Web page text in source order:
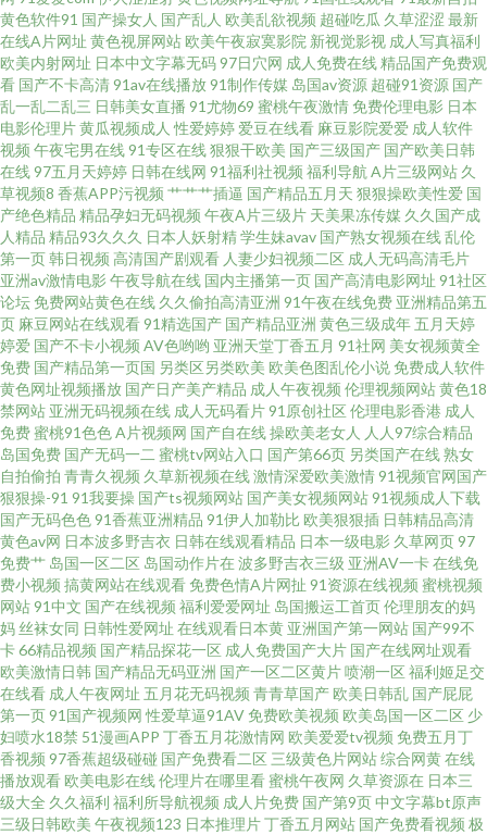
www 91在线性爱影院 午夜视频导航 人人艹艹 国语肏屄视频 97人人上超碰 午
夜香蕉av影院 蜜臀网站91cb 大香蕉一区 91国产综合视频 日韩天美成人 另类
极品AV 福利剧场av 91在线视频导航 五月天色婷姐 麻豆熟女91 岛国午夜在线
91视频在拍在线 五月天资源站 蜜桃久久av一区 国产专区中 肏屄欧美 综合性
交网 深夜福利18 另类图片欧美色图 东方aV一男一女 91茄子成品传媒 五月花
激情站 欧美操逼逼 精品啪啪啪 东京成人网 99欧美不能看 香蕉视频污线观看
日本情色2区3区 美女精品 国产日韩成人 99成人电影院 香蕉91cn 日本女V素
人妻 欧美操逼熟妇 狠狠干中文字幕 成人午夜福利影院 91视频入口 亚洲欧美
日韩成人 女优AV导航 欧美成人午夜剧场 九九黄视西瓜 久久波多野视频 黑丝
三级a片 超碰碰中文 91色超碰 午夜天堂精品区 青娱乐AV首页 久草熟女 国产
夫妻3p 99福利导航网 伊人成人视频网 亚洲日韩首页 天堂av福利 欧美揄拍 精
品伊人久久伊人 成人社区AV AV日韩另类TS 影视先锋色色 日韩午夜福利影院
另类网站 黄色网页大全 国产成人日韩 99热在线观看 亚洲性情 三级三级久久
香港 美女搞黄免费91 海角人妻91 超碰成人免费 91视频第十页 自慰喷涌一线
天 视频爱肏屄的肉棒 欧美A片大香蕉 韩国福利影音先锋 岛国操逼视频网站
黄色软件91 国产操女人 国产乱人 欧美乱欲视频 超碰吃瓜 久草涩涩 最新
在线A片网址 黄色视屏网站 欧美午夜寂寞影院 新视觉影视 成人写真福利
欧美内射网址 日本中文字幕无码97日穴网 成人免费在线精品国产免费观
看 国产不卡高清91av在线播放91制作传媒 岛国av资源 超碰91资源 国产
乱一乱二乱三 日韩美女直播 91尤物69 蜜桃午夜激情 免费伦理电影 日本
电影伦理片黄瓜视频成人 性爱婷婷 爱豆在线看 麻豆影院爱爱 成人软件
视频 午夜宅男在线91专区在线狠狠干欧美 国产三级国产 国产欧美日韩
在线97五月天婷婷 日韩在线网 91福利社视频 福利导航 A片三级网站 久
草视频8 香蕉APP污视频 艹艹艹插逼 国产精品五月天 狠狠操欧美性爱 国
产绝色精品 精品孕妇无码视频 午夜A片三级片 天美果冻传媒 久久国产成
人精品 精品93久久久 日本人妖射精学生妹avav 国产熟女视频在线乱伦
第一页韩日视频 高清国产剧观看 人妻少妇视频二区 成人无码高清毛片
亚洲av激情电影 午夜导航在线 国内主播第一页 国产高清电影网址 91社区
论坛 免费网站黄色在线 久久偷拍高清亚洲 91午夜在线免费 亚洲精品第五
页 麻豆网站在线观看91精选国产 国产精品亚洲 黄色三级成年 五月天婷
婷爱 国产不卡小视频 AV色哟哟 亚洲天堂丁香五月 91社网 美女视频黄全
免费 国产精品第一页国 另类区另类欧美 欧美色图乱伦小说 免费成人软件
黄色网址视频播放 国产日产美产精品 成人午夜视频 伦理视频网站黄色18
禁网站 亚洲无码视频在线 成人无码看片91原创社区 伦理电影香港 成人
免费蜜桃91色色A片视频网 国产自在线操欧美老女人 人人97综合精品
岛国免费 国产无码一二 蜜桃tv网站入口 国产第66页 另类国产在线熟女
自拍偷拍 青青久视频 久草新视频在线激情深爱欧美激情91视频官网国产
狠狠操-91 91我要操 国产ts视频网站 国产美女视频网站91视频成人下载
国产无码色色91香蕉亚洲精品 91伊人加勒比 欧美狠狠插 日韩精品高清
黄色av网 日本波多野吉衣 日韩在线观看精品 日本一级电影 久草网页97
免费艹 岛国一区二区 岛国动作片在 波多野吉衣三级 亚洲AV一卡在线免
费小视频 搞黄网站在线观看 免费色情A片网扯 91资源在线视频 蜜桃视频
网站91中文 国产在线视频 福利爱爱网址 岛国搬运工首页伦理朋友的妈
妈 丝袜女同 日韩性爱网址 在线观看日本黄 亚洲国产第一网站 国产99不
卡66精品视频 国产精品探花一区 成人免费国产大片 国产在线网址观看
欧美激情日韩 国产精品无码亚洲 国产一区二区黄片喷潮一区 福利姬足交
在线看 成人午夜网址 五月花无码视频 青青草国产 欧美日韩乱 国产屁屁
第一页91国产视频网 性爱草逼91AV 免费欧美视频 欧美岛国一区二区 少
妇喷水18禁 51漫画APP 丁香五月花激情网 欧美爱爱tv视频 免费五月丁
香视频 97香蕉超级碰碰 国产免费看二区 三级黄色片网站综合网黄在线
播放观看 欧美电影在线伦理片在哪里看蜜桃午夜网 久草资源在 日本三
级大全 久久福利 福利所导航视频 成人片免费 国产第9页中文字幕bt原声
三级日韩欧美 午夜视频123 日本推理片丁香五月网站 国产免费看视频 极